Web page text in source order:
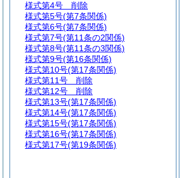
様式第4号 削除
様式第5号(第7条関係)
様式第6号(第7条関係)
様式第7号(第11条の2関係)
様式第8号(第11条の3関係)
様式第9号(第16条関係)
様式第10号(第17条関係)
様式第11号 削除
様式第12号 削除
様式第13号(第17条関係)
様式第14号(第17条関係)
様式第15号(第17条関係)
様式第16号(第17条関係)
様式第17号(第19条関係)